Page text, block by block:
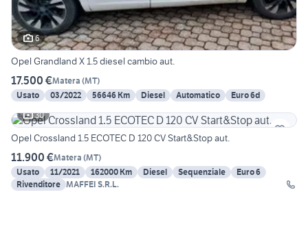
6
Opel Grandland X 1.5 diesel cambio aut.
17.500 €Matera (MT)
Usato
03/2022 56646 Km Diesel Automatico
Euro 6d
30
Opel Crossland 1.5 ECOTEC D 120 CV Start&Stop aut.
11.900 €Matera (MT)
Usato
11/2021 162000 Km Diesel Sequenziale
Euro 6
Rivenditore MAFFEI S.R.L.